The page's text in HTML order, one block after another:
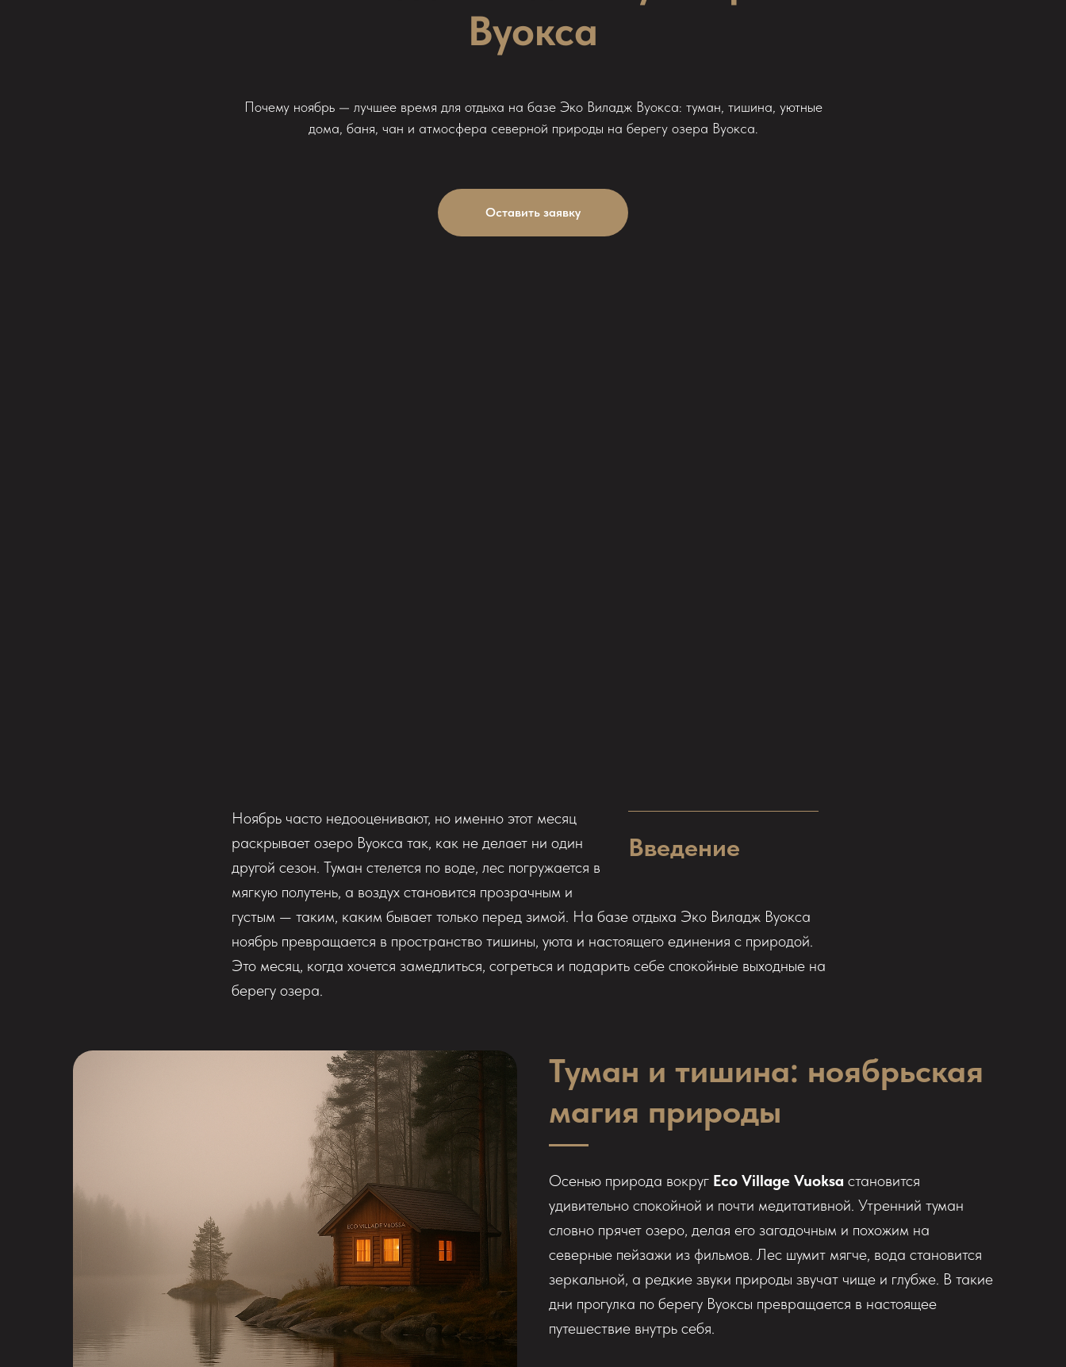
Вуокса
Почему ноябрь — лучшее время для отдыха на базе Эко Виладж Вуокса: туман, тишина, уютные
дома, баня, чан и атмосфера северной природы на берегу озера Вуокса.
Оставить заявку
Введение
Ноябрь часто недооценивают, но именно этот месяц
раскрывает озеро Вуокса так, как не делает ни один
другой сезон. Туман стелется по воде, лес погружается в
мягкую полутень, а воздух становится прозрачным и
густым — таким, каким бывает только перед зимой. На базе отдыха Эко Виладж Вуокса
ноябрь превращается в пространство тишины, уюта и настоящего единения с природой.
Это месяц, когда хочется замедлиться, согреться и подарить себе спокойные выходные на
берегу озера.
Туман и тишина: ноябрьская
магия природы
Осенью природа вокруг Eco Village Vuoksa становится
удивительно спокойной и почти медитативной. Утренний туман
словно прячет озеро, делая его загадочным и похожим на
северные пейзажи из фильмов. Лес шумит мягче, вода становится
зеркальной, а редкие звуки природы звучат чище и глубже. В такие
дни прогулка по берегу Вуоксы превращается в настоящее
путешествие внутрь себя.